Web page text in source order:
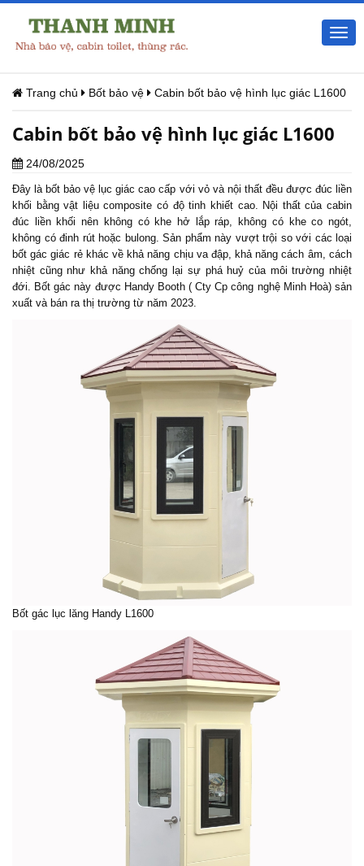
Trang chủ Bốt bảo vệ Cabin bốt bảo vệ hình lục giác L1600
Cabin bốt bảo vệ hình lục giác L1600
24/08/2025
Đây là bốt bảo vệ lục giác cao cấp với vỏ và nội thất đều được đúc liền
khối bằng vật liệu composite có độ tinh khiết cao. Nội thất của cabin
đúc liền khối nên không có khe hở lắp ráp, không có khe co ngót,
không có đinh rút hoặc bulong. Sản phẩm này vượt trội so với các loại
bốt gác giác rẻkhác về khả năng chịu va đập, khả năng cách âm, cách
nhiệt cũng như khả năng chống lại sự phá huỷ của môi trường nhiệt
đới. Bốt gác này được Handy Booth ( Cty Cp công nghệ Minh Hoà) sản
xuất và bán ra thị trường từ năm 2023.
Bốt gác lục lăng Handy L1600